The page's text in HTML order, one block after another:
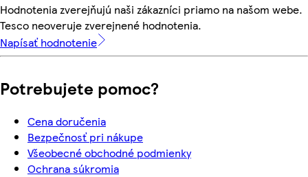
Hodnotenia zverejňujú naši zákazníci priamo na našom webe.
Tesco neoveruje zverejnené hodnotenia.
Napísať hodnotenie
Potrebujete pomoc?
Cena doručenia
Bezpečnosť pri nákupe
Všeobecné obchodné podmienky
Ochrana súkromia